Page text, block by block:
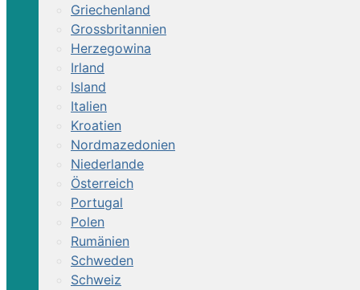
Griechenland
Grossbritannien
Herzegowina
Irland
Island
Italien
Kroatien
Nordmazedonien
Niederlande
Österreich
Portugal
Polen
Rumänien
Schweden
Schweiz